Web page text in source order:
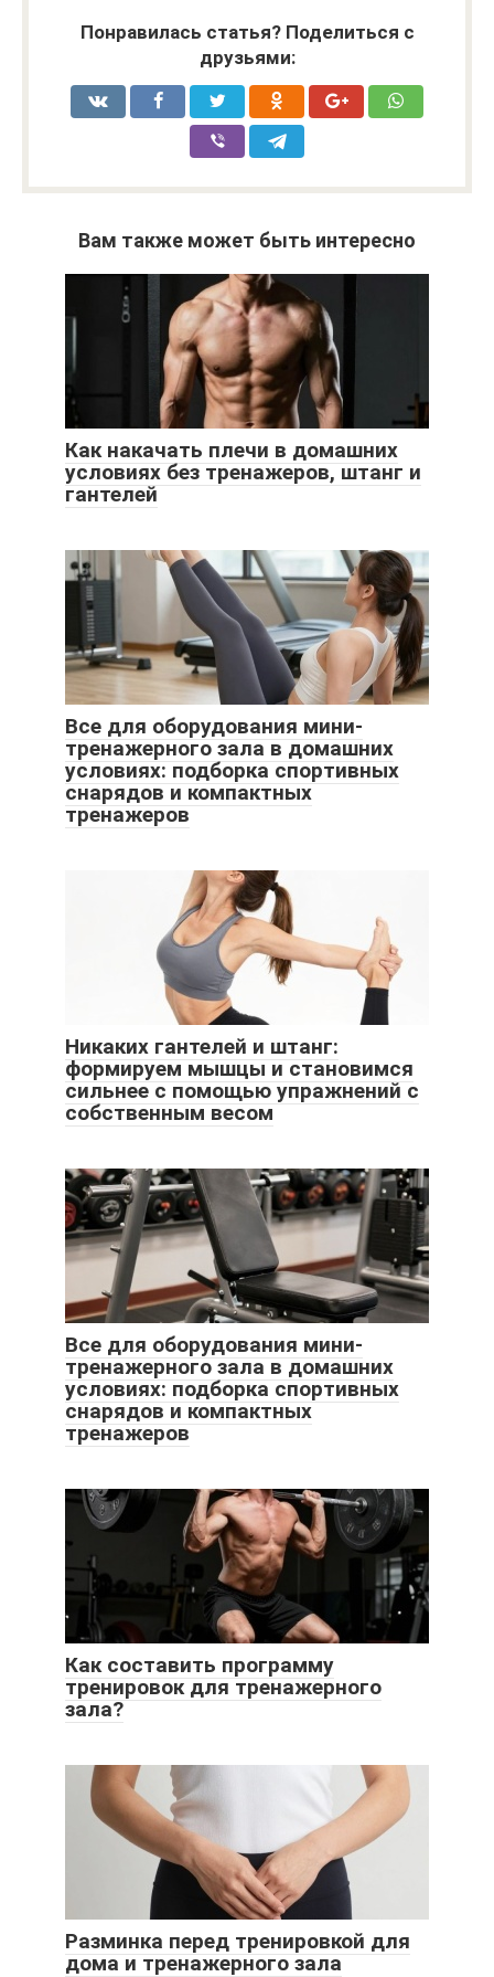
Понравилась статья? Поделиться с
друзьями:
Вам также может быть интересно
Как накачать плечи в домашних
условиях без тренажеров, штанг и
гантелей
Все для оборудования мини-
тренажерного зала в домашних
условиях: подборка спортивных
снарядов и компактных
тренажеров
Никаких гантелей и штанг:
формируем мышцы и становимся
сильнее с помощью упражнений с
собственным весом
Все для оборудования мини-
тренажерного зала в домашних
условиях: подборка спортивных
снарядов и компактных
тренажеров
Как составить программу
тренировок для тренажерного
зала?
Разминка перед тренировкой для
дома и тренажерного зала